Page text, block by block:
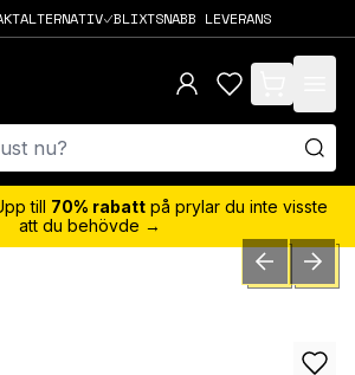
BLIXTSNABB LEVERANS
items in cart,
till 70% rabatt på prylar du inte visste
att du behövde →
PREVIOUSNEXT